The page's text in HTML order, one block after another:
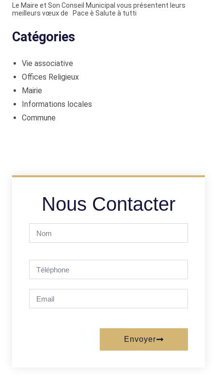
Le Maire et Son Conseil Municipal vous présentent leurs
meilleurs vœux de Pace è Salute à tutti
Catégories
Vie associative
Offices Religieux
Mairie
Informations locales
Commune
Nous Contacter
Envoyer